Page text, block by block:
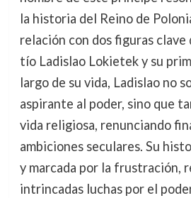
la historia del Reino de
relación con dos figuras clave
tío Ladislao Lokietek y su
largo de su vida, Ladislao no
aspirante al poder, sino que
vida religiosa, renunciando
ambiciones seculares. Su
y marcada por la frustración,
intrincadas luchas por el